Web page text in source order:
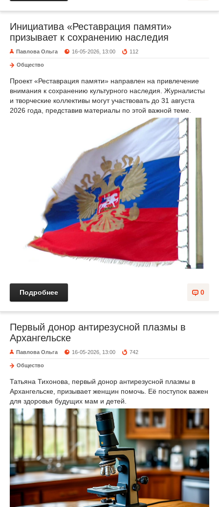
Инициатива «Реставрация памяти»
призывает к сохранению наследия
Павлова Ольга 16-05-2026, 13:00 112
Общество
Проект «Реставрация памяти» направлен на привлечение
внимания к сохранению культурного наследия. Журналисты
и творческие коллективы могут участвовать до 31 августа
2026 года, представив материалы по этой важной теме.
0
Подробнее
Первый донор антирезусной плазмы в
Архангельске
Павлова Ольга 16-05-2026, 13:00 742
Общество
Татьяна Тихонова, первый донор антирезусной плазмы в
Архангельске, призывает женщин помочь. Её поступок важен
для здоровья будущих мам и детей.